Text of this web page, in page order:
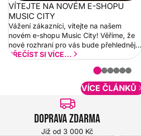
VÍTEJTE NA NOVÉM E-SHOPU
MUSIC CITY
Vážení zákazníci, vítejte na našem
novém e-shopu Music City! Věříme, že
nové rozhraní pro vás bude přehlednější
a rychlejší. Postupně budeme přidávat
PŘEČÍST SI VÍCE...
VÍCE ČLÁNKŮ
Doprava zdarma
Již od 3 000 Kč